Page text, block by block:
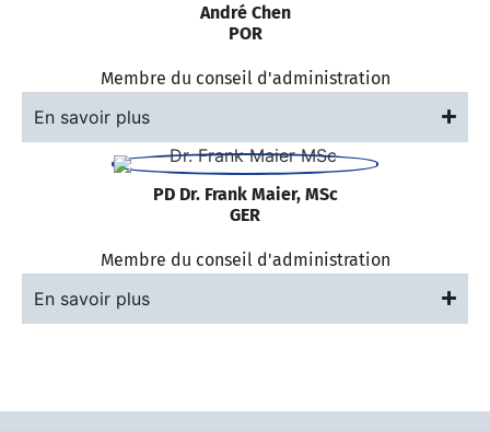
André Chen
POR
Membre du conseil d'administration
En savoir plus
PD Dr. Frank Maier, MSc
GER
Membre du conseil d'administration
En savoir plus